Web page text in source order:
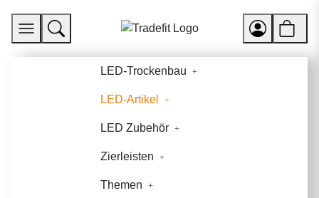
LED-Trockenbau
LED-Artikel
LED Zubehör
Zierleisten
Themen